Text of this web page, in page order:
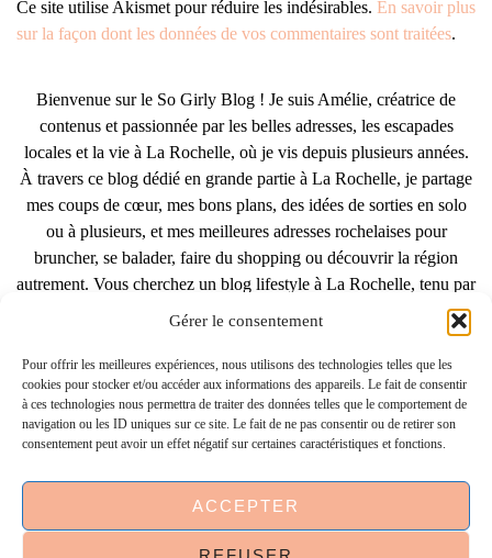
Gérer le consentement
Pour offrir les meilleures expériences, nous utilisons des technologies telles que les
cookies pour stocker et/ou accéder aux informations des appareils. Le fait de consentir
à ces technologies nous permettra de traiter des données telles que le comportement de
navigation ou les ID uniques sur ce site. Le fait de ne pas consentir ou de retirer son
consentement peut avoir un effet négatif sur certaines caractéristiques et fonctions.
ACCEPTER
Ce site utilise Akismet pour réduire les indésirables. En savoir plus
sur la façon dont les données de vos commentaires sont traitées.
Bienvenue sur le So Girly Blog ! Je suis Amélie, créatrice de
contenus et passionnée par les belles adresses, les escapades
locales et la vie à La Rochelle, où je vis depuis plusieurs années.
À travers ce blog dédié en grande partie à La Rochelle, je partage
mes coups de cœur, mes bons plans, des idées de sorties en solo
ou à plusieurs, et mes meilleures adresses rochelaises pour
bruncher, se balader, faire du shopping ou découvrir la région
autrement. Vous cherchez un blog lifestyle à La Rochelle, tenu par
une locale ? Vous êtes au bon endroit. Que vous soyez
Rochelais·e ou de passage dans notre belle ville, j’espère que mes
articles vous aideront à profiter de La Rochelle comme un·e vrai·e
initié·e. !